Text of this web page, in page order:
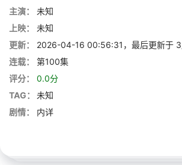
主演：
未知
上映：
未知
更新：
2026-04-16 00:56:31，最后更新于
连载：
第100集
评分：
0.0分
TAG：
未知
剧情：
内详